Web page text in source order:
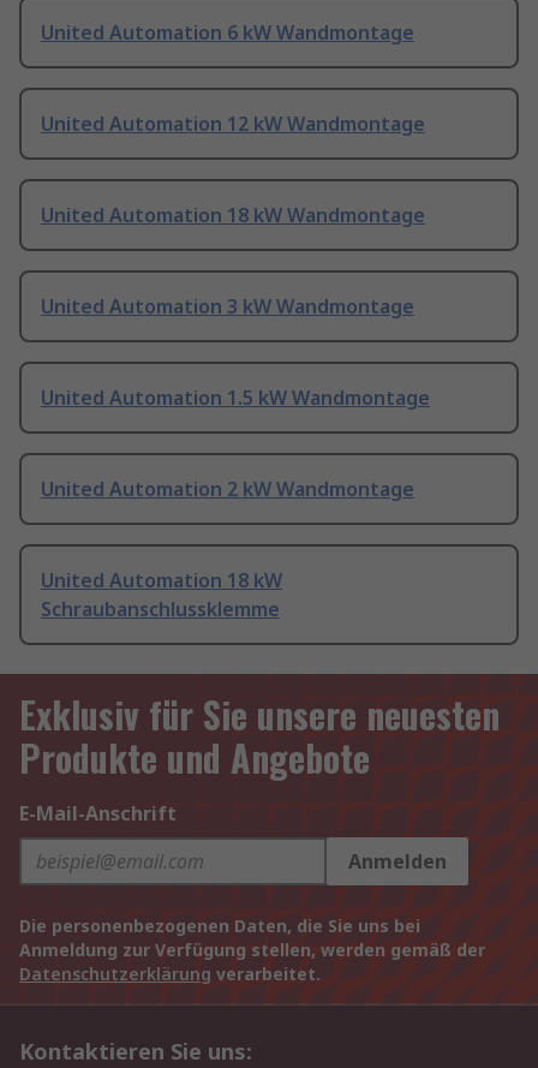
United Automation 6 kW Wandmontage
United Automation 12 kW Wandmontage
United Automation 18 kW Wandmontage
United Automation 3 kW Wandmontage
United Automation 1.5 kW Wandmontage
United Automation 2 kW Wandmontage
United Automation 18 kW
Schraubanschlussklemme
Exklusiv für Sie unsere neuesten
Produkte und Angebote
E-Mail-Anschrift
Anmelden
Die personenbezogenen Daten, die Sie uns bei
Anmeldung zur Verfügung stellen, werden gemäß der
Datenschutzerklärung verarbeitet.
Kontaktieren Sie uns: